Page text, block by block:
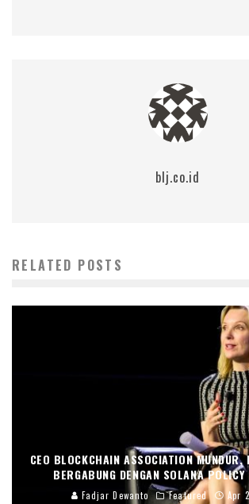
blj.co.id
RELATED POSTS
CEO BLOCKCHAIN ASSOCIATION
BERGABUNG DENGAN SOLANA
Fadjar Dewanto Featured Apr